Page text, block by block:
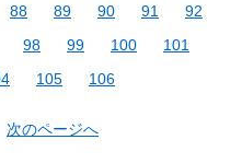
88 89 90 91
92
98 99 100
101
105 106
次のページへ